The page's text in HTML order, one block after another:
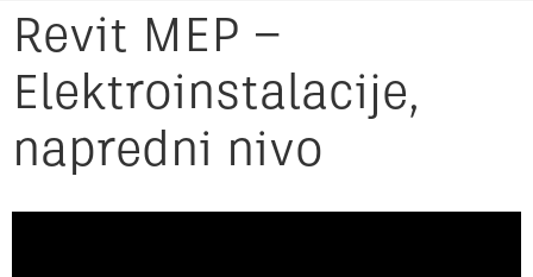
Revit MEP –
Elektroinstalacije,
napredni nivo